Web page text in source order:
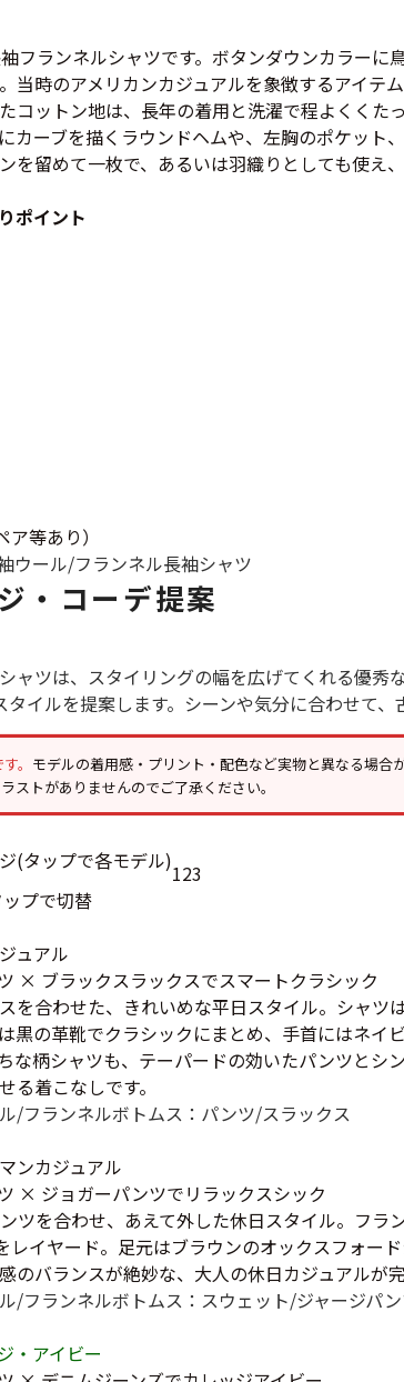
会員登録
メルマガ
会社概要
店舗一覧
特定商取
フランネルシャツです。ボタンダウンカラー
当時のアメリカンカジュアルを象徴するアイテ
コットン地は、長年の着用と洗濯で程よくくた
カーブを描くラウンドヘムや、左胸のポケット
を留めて一枚で、あるいは羽織りとしても使
ポイント
等あり）
ウール/フランネル長袖シャツ
・コーデ提案
ャツは、スタイリングの幅を広げてくれる優秀
イルを提案します。シーンや気分に合わせて、
。 モデルの着用感・プリント・配色など実物と異なる場合
ストがありませんのでご了承ください。
123
プで切替
ュアル
× ブラックスラックスでスマートクラシック
を合わせた、きれいめな平日スタイル。シャ
黒の革靴でクラシックにまとめ、手首にはネ
な柄シャツも、テーパードの効いたパンツとシ
る着こなしです。
/フランネルボトムス：パンツ/スラックス
ンカジュアル
× ジョガーパンツでリラックスシック
ツを合わせ、あえて外した休日スタイル。フ
レイヤード。足元はブラウンのオックスフォー
のバランスが絶妙な、大人の休日カジュアルが完
/フランネルボトムス：スウェット/ジャージパ
・アイビー